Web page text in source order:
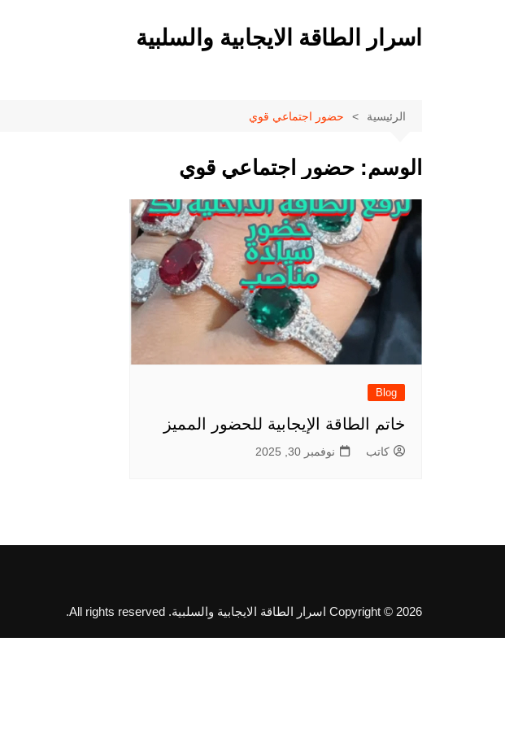
اسرار الطاقة الايجابية والسلبية
الرئيسية حضور اجتماعي قوي
الوسم: حضور اجتماعي قوي
Blog
خاتم الطاقة الإيجابية للحضور المميز
كاتب نوفمبر 30, 2025
Copyright © 2026 اسرار الطاقة الايجابية والسلبية. All rights reserved.